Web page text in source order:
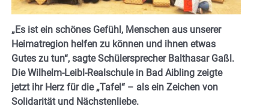
„Es ist ein schönes Gefühl, Menschen aus unserer
Heimatregion helfen zu können und ihnen etwas
Gutes zu tun“, sagte Schülersprecher Balthasar Gaßl.
Die Wilhelm-Leibl-Realschule in Bad Aibling zeigte
jetzt ihr Herz für die „Tafel“ – als ein Zeichen von
Solidarität und Nächstenliebe.